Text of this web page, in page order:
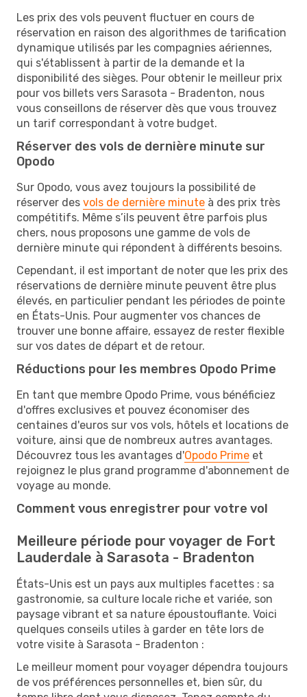
Les prix des vols peuvent fluctuer en cours de
réservation en raison des algorithmes de tarification
dynamique utilisés par les compagnies aériennes,
qui s'établissent à partir de la demande et la
disponibilité des sièges. Pour obtenir le meilleur prix
pour vos billets vers Sarasota - Bradenton, nous
vous conseillons de réserver dès que vous trouvez
un tarif correspondant à votre budget.
Réserver des vols de dernière minute sur
Opodo
Sur Opodo, vous avez toujours la possibilité de
réserver des vols de dernière minute à des prix très
compétitifs. Même s’ils peuvent être parfois plus
chers, nous proposons une gamme de vols de
dernière minute qui répondent à différents besoins.
Cependant, il est important de noter que les prix des
réservations de dernière minute peuvent être plus
élevés, en particulier pendant les périodes de pointe
en États-Unis. Pour augmenter vos chances de
trouver une bonne affaire, essayez de rester flexible
sur vos dates de départ et de retour.
Réductions pour les membres Opodo Prime
En tant que membre Opodo Prime, vous bénéficiez
d'offres exclusives et pouvez économiser des
centaines d'euros sur vos vols, hôtels et locations de
voiture, ainsi que de nombreux autres avantages.
Découvrez tous les avantages d'Opodo Prime et
rejoignez le plus grand programme d'abonnement de
voyage au monde.
Comment vous enregistrer pour votre vol
Meilleure période pour voyager de Fort
Lauderdale à Sarasota - Bradenton
États-Unis est un pays aux multiples facettes : sa
gastronomie, sa culture locale riche et variée, son
paysage vibrant et sa nature époustouflante. Voici
quelques conseils utiles à garder en tête lors de
votre visite à Sarasota - Bradenton :
Le meilleur moment pour voyager dépendra toujours
de vos préférences personnelles et, bien sûr, du